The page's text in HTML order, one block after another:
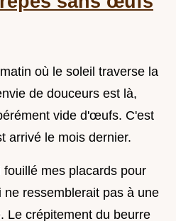
où le soleil traverse la
de douceurs est là,
vide d'œufs. C'est
arrivé le mois dernier.
mes placards pour
ressemblerait pas à une
Le crépitement du beurre